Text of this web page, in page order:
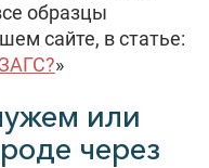
образцы
сайте, в статье:
»
или
через